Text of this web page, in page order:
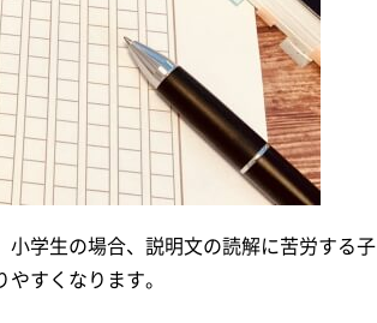
学生の場合、説明文の読解に苦労する子
すくなります。